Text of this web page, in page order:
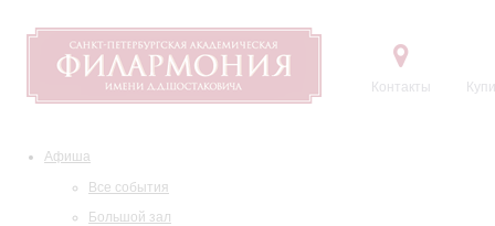
Контакты
Афиша
Все события
Большой зал